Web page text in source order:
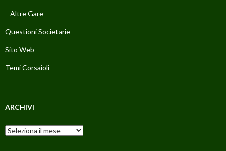
Altre Gare
Questioni Societarie
Sito Web
Temi Corsaioli
ARCHIVI
Archivi